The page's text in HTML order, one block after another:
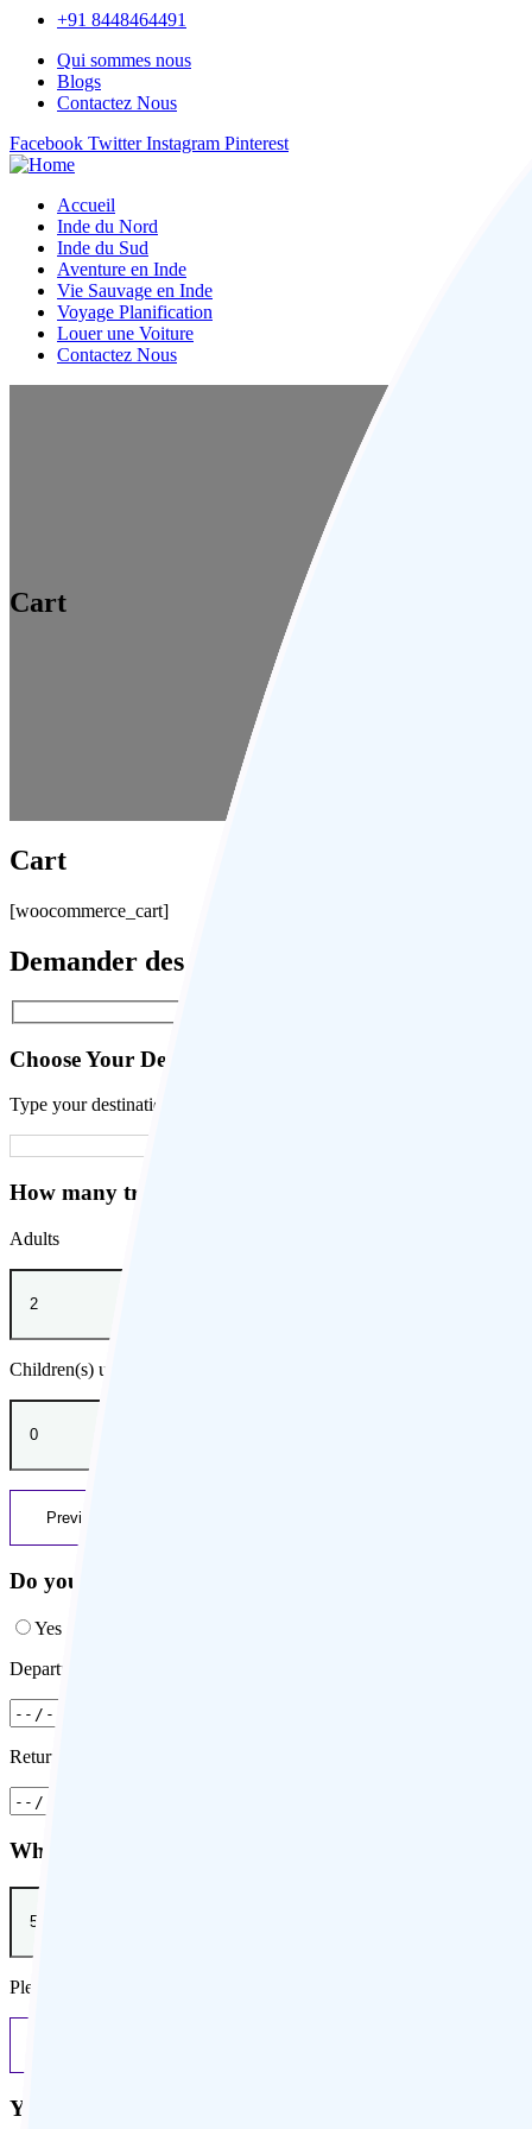
+91 8448464491
Qui sommes nous
Blogs
Contactez Nous
Facebook Twitter Instagram Pinterest
Accueil
Inde du Nord
Inde du Sud
Aventure en Inde
Vie Sauvage en Inde
Voyage Planification
Louer une Voiture
Contactez Nous
Cart
Cart
[woocommerce_cart]
Demander des informations pour votre
Choose Your Destination
Type your destination country...
How many travelers are you?
Adults
Children(s) under 12 years old
Previous
Do you know the dates of Stay?
Yes
Departure
Return
What is your approximate budget per person?
Please specify an amount in euros. Excluding international flights.
Your contact details